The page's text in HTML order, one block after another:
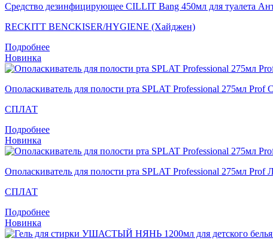
Средство дезинфицирующее CILLIT Bang 450мл для туалета
RECKITT BENCKISER/HYGIENE (Хайджен)
Подробнее
Новинка
Ополаскиватель для полости рта SPLAT Professional 275мл
СПЛАТ
Подробнее
Новинка
Ополаскиватель для полости рта SPLAT Professional 275мл
СПЛАТ
Подробнее
Новинка